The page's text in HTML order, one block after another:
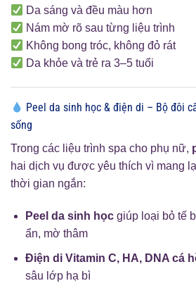
Da sáng và đều màu hơn
Nám mờ rõ sau từng liệu trình
Không bong tróc, không đỏ rát
Da khỏe và trẻ ra 3–5 tuổi
Peel da sinh học & điện di – Bộ đôi
sống
Trong các liệu trình spa cho phụ nữ,
hai dịch vụ được yêu thích vì mang
thời gian ngắn:
Peel da sinh họcgiúp loại bỏ tế
ẩn, mờ thâm
Điện di Vitamin C, HA, DNA cá
sâu lớp hạ bì